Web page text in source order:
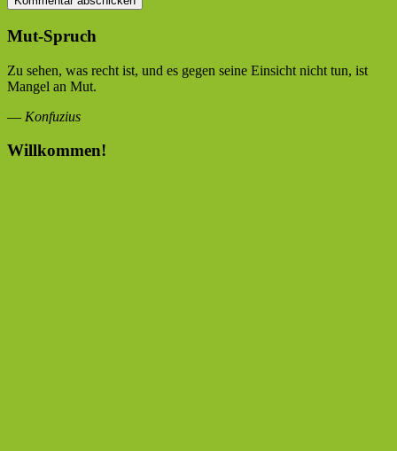
Mut-Spruch
Zu sehen, was recht ist, und es gegen seine Einsicht nicht tun, ist
Mangel an Mut.
— Konfuzius
Willkommen!